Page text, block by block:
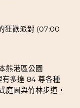
狂歡派對 (07:00
熊港區公園
多達 84 尊各種
庭園與竹林步道，